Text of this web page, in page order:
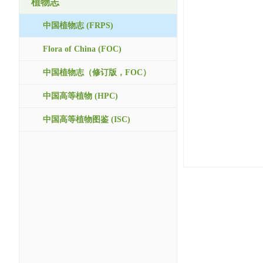
植物志
中国植物志 (FRPS)
Flora of China (FOC)
中国植物志（修订版，FOC）
中国高等植物 (HPC)
中国高等植物图鉴 (ISC)